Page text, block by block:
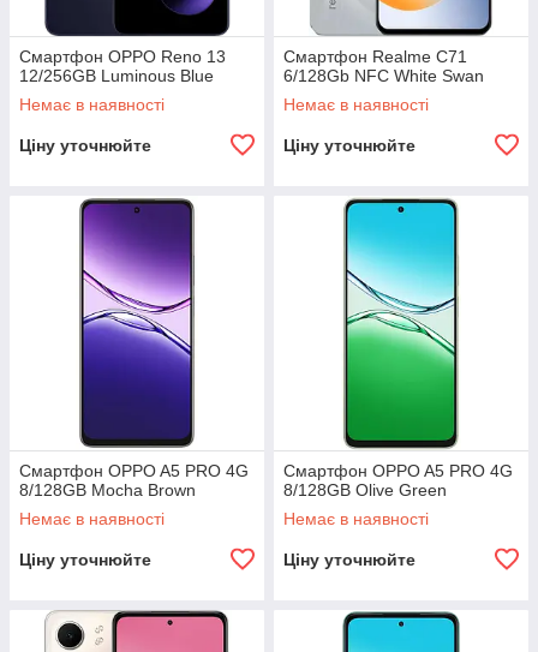
Смартфон OPPO Reno 13
12/256GB Luminous Blue
Немає в наявності
Ціну уточнюйте
Смартфон Realme C71
6/128Gb NFC White Swan
Немає в наявності
Ціну уточнюйте
Смартфон OPPO A5 PRO 4G
8/128GB Mocha Brown
Немає в наявності
Ціну уточнюйте
Смартфон OPPO A5 PRO 4G
8/128GB Olive Green
Немає в наявності
Ціну уточнюйте